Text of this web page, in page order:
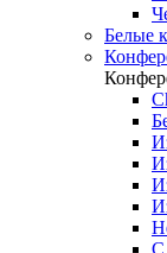
Белые
С